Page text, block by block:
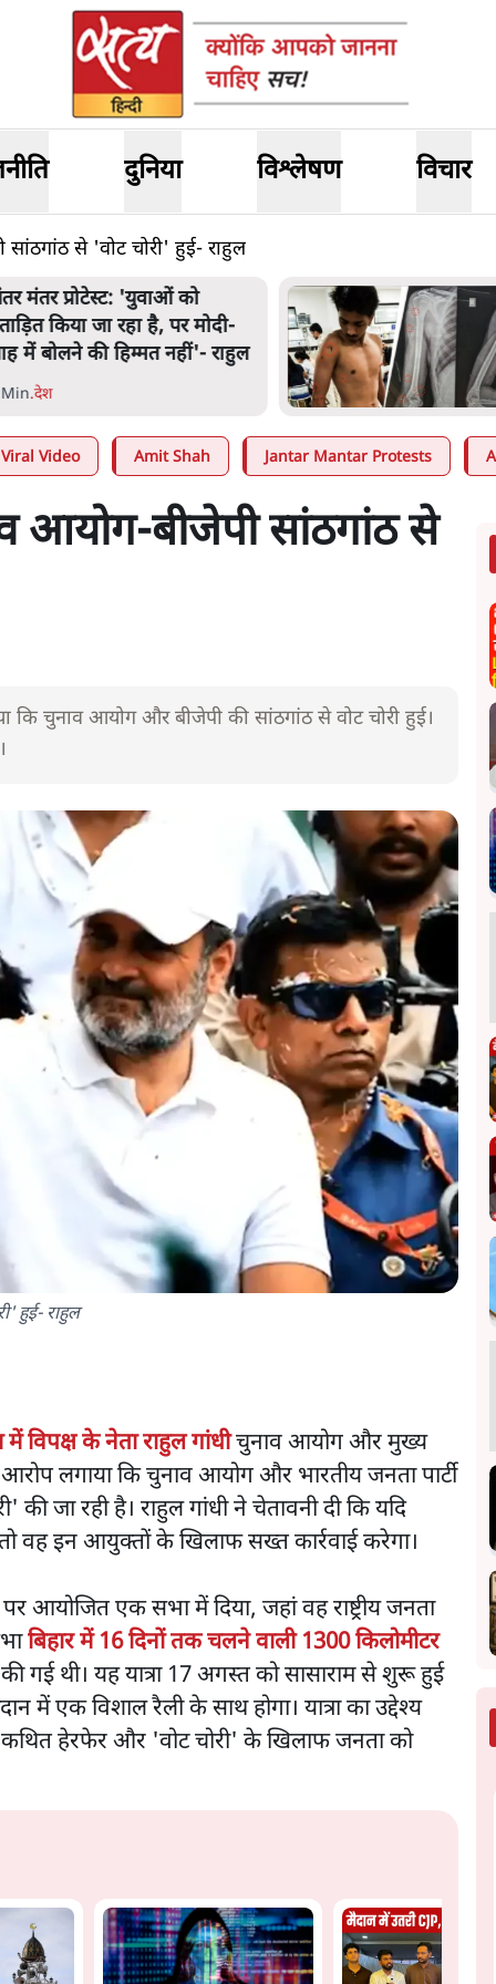
दुनिया विश्लेषण विचार
सांठगांठ से 'वोट चोरी' हुई- राहुल
मंतर प्रोटेस्ट: 'युवाओं को
किया जा रहा है, पर मोदी-
में बोलने की हिम्मत नहीं'- राहुल
.देश
Viral Video Amit Shah Jantar Mantar Protests
आयोग-बीजेपी सांठगांठ से
कि चुनाव आयोग और बीजेपी की सांठगांठ से वोट चोरी हुई।
हुई- राहुल
विपक्ष के नेता राहुल गांधीचुनाव आयोग और मुख्य
लगाया कि चुनाव आयोग और भारतीय जनता पार्टी
जा रही है। राहुल गांधी ने चेतावनी दी कि यदि
वह इन आयुक्तों के खिलाफ सख्त कार्रवाई करेगा।
आयोजित एक सभा में दिया, जहां वह राष्ट्रीय जनता
बिहार में 16 दिनों तक चलने वाली 1300 किलोमीटर
गई थी। यह यात्रा 17 अगस्त को सासाराम से शुरू हुई
एक विशाल रैली के साथ होगा। यात्रा का उद्देश्य
कथित हेरफेर और 'वोट चोरी' के खिलाफ जनता को